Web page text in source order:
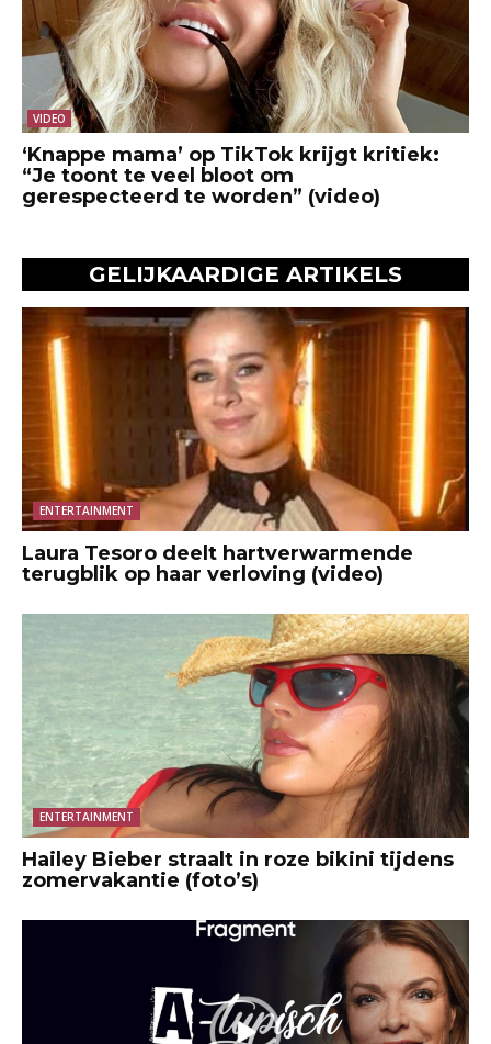
VIDEO
‘Knappe mama’ op TikTok krijgt kritiek:
“Je toont te veel bloot om
gerespecteerd te worden” (video)
GELIJKAARDIGE ARTIKELS
ENTERTAINMENT
Laura Tesoro deelt hartverwarmende
terugblik op haar verloving (video)
ENTERTAINMENT
Hailey Bieber straalt in roze bikini tijdens
zomervakantie (foto’s)